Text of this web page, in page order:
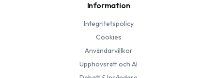
Information
Integritetspolicy
Cookies
Användarvillkor
Upphovsrätt och AI